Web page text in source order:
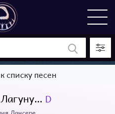
списку песен
D